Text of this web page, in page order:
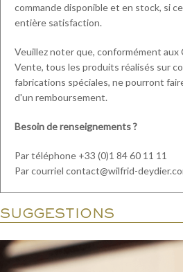
commande disponible et en stock, si
entière satisfaction.
Veuillez noter que, conformément
Vente, tous les produits réalisés sur
fabrications spéciales, ne pourront
d'un remboursement.
Besoin de renseignements ?
Par téléphone +33 (0)1 84 60 11 11
Par courriel contact@wilfrid-
SUGGESTIONS